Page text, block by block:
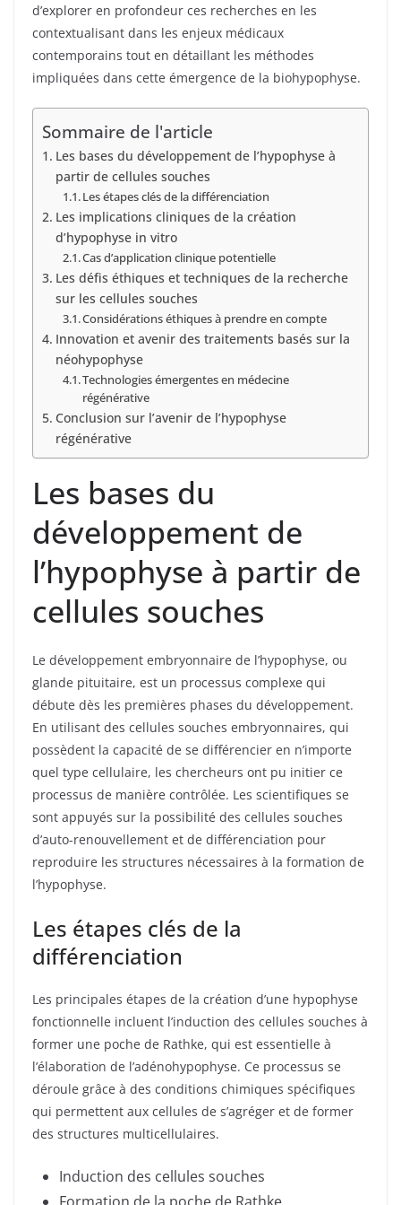
d’explorer en profondeur ces recherches en les
contextualisant dans les enjeux médicaux
contemporains tout en détaillant les méthodes
impliquées dans cette émergence de la biohypophyse.
Sommaire de l'article
Les bases du développement de l’hypophyse à
partir de cellules souches
Les étapes clés de la différenciation
Les implications cliniques de la création
d’hypophyse in vitro
Cas d’application clinique potentielle
Les défis éthiques et techniques de la recherche
sur les cellules souches
Considérations éthiques à prendre en compte
Innovation et avenir des traitements basés sur la
néohypophyse
Technologies émergentes en médecine
régénérative
Conclusion sur l’avenir de l’hypophyse
régénérative
Les bases du
développement de
l’hypophyse à partir de
cellules souches
Le développement embryonnaire de l’hypophyse, ou
glande pituitaire, est un processus complexe qui
débute dès les premières phases du développement.
En utilisant des cellules souches embryonnaires, qui
possèdent la capacité de se différencier en n’importe
quel type cellulaire, les chercheurs ont pu initier ce
processus de manière contrôlée. Les scientifiques se
sont appuyés sur la possibilité des cellules souches
d’auto-renouvellement et de différenciation pour
reproduire les structures nécessaires à la formation de
l’hypophyse.
Les étapes clés de la
différenciation
Les principales étapes de la création d’une hypophyse
fonctionnelle incluent l’induction des cellules souches à
former une poche de Rathke, qui est essentielle à
l’élaboration de l’adénohypophyse. Ce processus se
déroule grâce à des conditions chimiques spécifiques
qui permettent aux cellules de s’agréger et de former
des structures multicellulaires.
Induction des cellules souches
Formation de la poche de Rathke